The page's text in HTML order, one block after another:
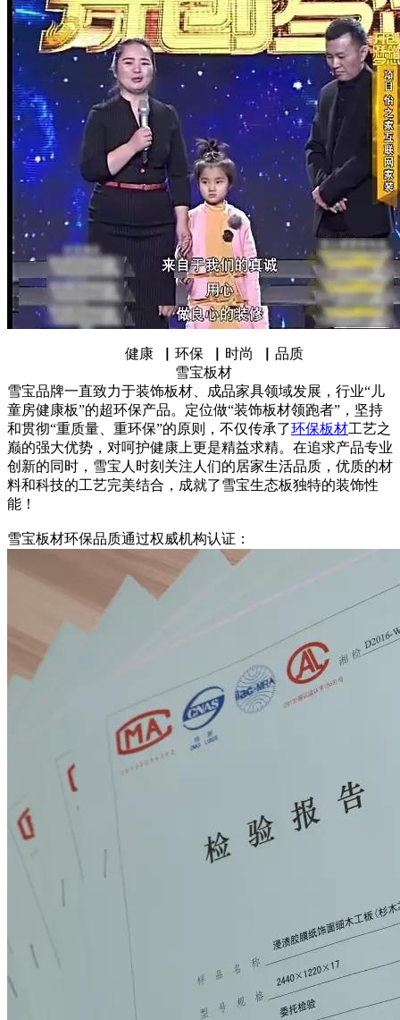
健康 ▏环保 ▏时尚 ▏品质
雪宝板材
雪宝品牌一直致力于装饰板材、成品家具领域发展，行业“儿
童房健康板”的超环保产品。定位做“装饰板材领跑者”，坚持
和贯彻“重质量、重环保”的原则，不仅传承了环保板材工艺之
巅的强大优势，对呵护健康上更是精益求精。在追求产品专业
创新的同时，雪宝人时刻关注人们的居家生活品质，优质的材
料和科技的工艺完美结合，成就了雪宝生态板独特的装饰性
能！
雪宝板材环保品质通过权威机构认证：